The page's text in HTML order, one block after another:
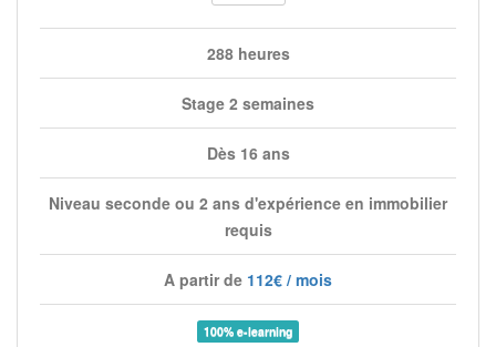
288 heures
Stage 2 semaines
Dès 16 ans
Niveau seconde ou 2 ans d'expérience en immobilier
requis
A partir de 112€ / mois
100% e-learning